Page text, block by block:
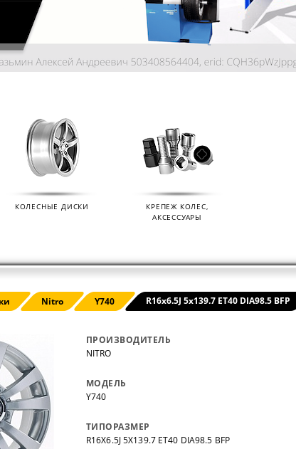
(Ikon
ДАТЧИКИ ДАВЛЕНИЯ В КОЛЕСА
КОЛЕСНЫЕ ДИСКИ
КРЕПЕЖ КОЛЕС,
АКСЕССУАРЫ
Nitro Y740 R16x6.5J 5x139.7 ET40 DIA98.5 BFP
ПРОИЗВОДИТЕЛЬ
NITRO
МОДЕЛЬ
Y740
ТИПОРАЗМЕР
R16X6.5J 5X139.7 ET40 DIA98.5 BFP